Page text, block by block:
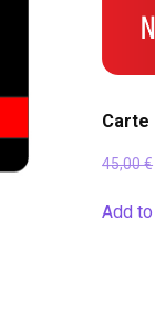
Carte
45,00€
Add